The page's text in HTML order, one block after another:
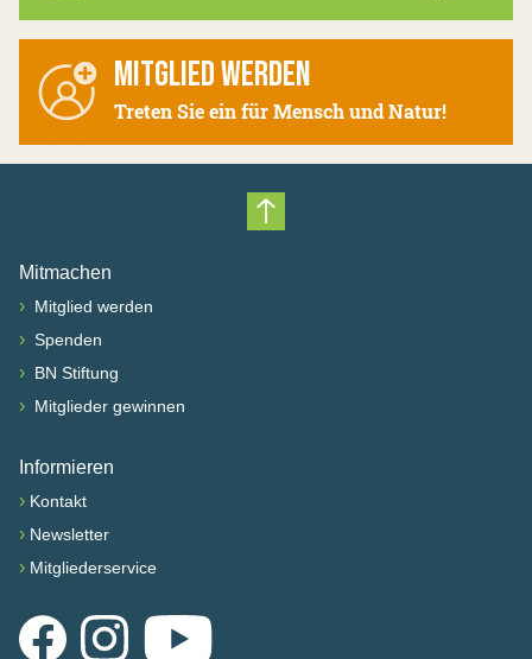
MITGLIED WERDEN
Treten Sie ein für Mensch und Natur!
Nach oben scrollen
Mitmachen
› Mitglied werden
› Spenden
› BN Stiftung
› Mitglieder gewinnen
Informieren
› Kontakt
› Newsletter
› Mitgliederservice
FacebookInstagramYouTube